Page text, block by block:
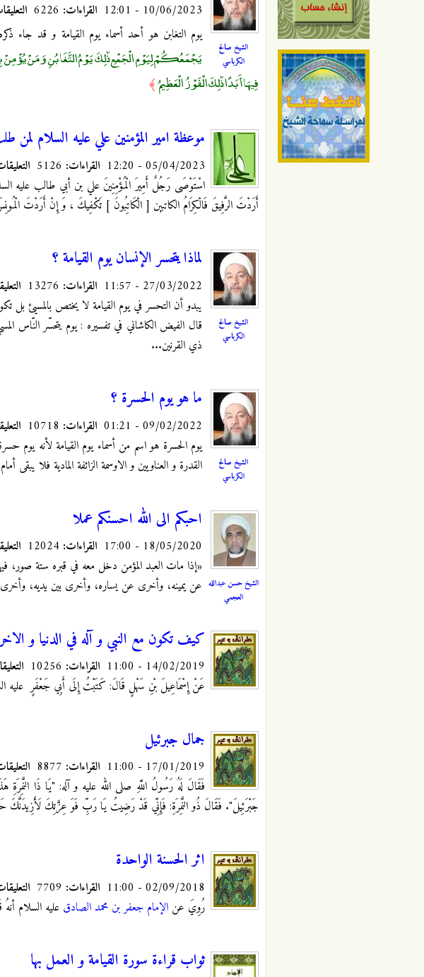
الشيخ صالح
الكرباسي
10/06/2023 - 12:01 القراءات:
يوم التغابن هو أحد أسماء يوم القيامة و قد جاء
يَجْمَعُكُمْ لِيَوْمِ الْجَمْعِ ذَٰلِكَ يَوْمُ التَّغَابُنِ وَمَنْ يُؤْمِنْ
فِيهَا أَبَدًا ذَٰلِكَ الْفَوْزُ الْعَظِيمُ﴾
موعظة امير المؤمنين علي عليه السلام لمن
05/04/2023 - 12:20 القراءات:
اسْتَوْصَى رَجُلٌ أَمِيرَ الْمُؤْمِنِينَ علي بن أبي طالب عليه
أَرَدْتَ الرَّفِيقَ فَالْكِرَامُ الكاتبين [ الْكَاتِبُونَ‏ ] تَكْفِيكَ ، وَ إِنْ أَرَدْتَ
الشيخ صالح
الكرباسي
لماذا يتحسر الإنسان يوم القيامة ؟
27/03/2022 - 11:57 القراءات:
يبدو أن التحسر في يوم القيامة لا يختص بالمسيئ
قال الفيض الكاشاني في تفسيره : يوم يتحسّر النّاس
ذي القرنين...
الشيخ صالح
الكرباسي
ما هو يوم الحسرة ؟
09/02/2022 - 01:21 القراءات:
يوم الحسرة هو اسم من أسماء يوم القيامة لأنه يوم
القدرة و العناويين و الاوسمة الزائفة المادية فلا يبقى
الشيخ حسن عبدالله
العجمي
احبكم الى الله احسنكم عملا
18/05/2020 - 17:00 القراءات:
«إذا مات العبد المؤمن دخل معه في قبره ستة صور،
عن يمينه، وأخرى عن يساره، وأخرى بين يديه،
كيف تكون مع النبي و آله في الدنيا و
14/02/2019 - 11:00 القراءات:
عَنْ إِسْمَاعِيلَ بْنِ سَهْلٍ قَالَ: كَتَبْتُ إِلَى أَبِي جَعْفَرٍ عليه
جمال جبرئيل
17/01/2019 - 11:00 القراءات:
فَقَالَ لَهُ رَسُولُ اللَّهِ صلى الله عليه و آله: "يَا ذَا
جَبْرَئِيلَ". فَقَالَ ذُو النَّمِرَةِ: فَإِنِّي قَدْ رَضِيتُ يَا رَبِّ فَوَ عِزَّتِكَ لَأَزِيدَنَّكَ
اثر الحسنة الواحدة
02/09/2018 - 11:00 القراءات:
رُوِيَ عن الإمام جعفر بن محمد الصادق عليه السلام
ثواب قراءة سورة القيامة و العمل بها